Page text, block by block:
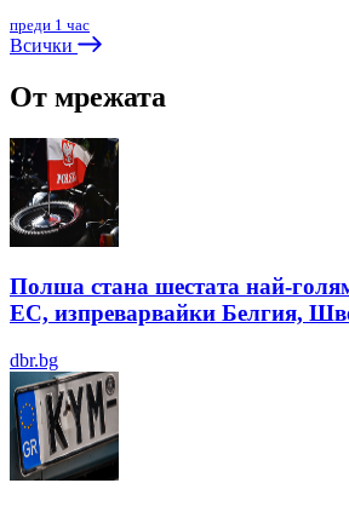
преди 1 час
Всички
От мрежата
Полша стана шестата най-
ЕС, изпреварвайки Белгия,
dbr.bg